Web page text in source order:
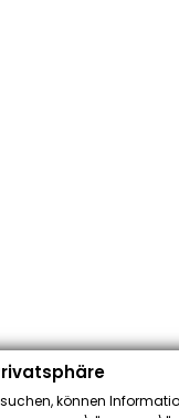
können